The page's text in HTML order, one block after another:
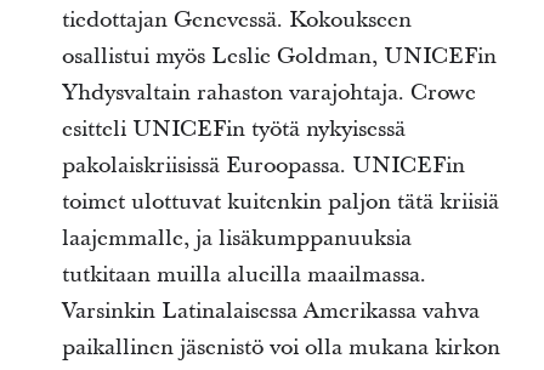
tiedottajan Genevessä. Kokoukseen
osallistui myös Leslie Goldman, UNICEFin
Yhdysvaltain rahaston varajohtaja. Crowe
esitteli UNICEFin työtä nykyisessä
pakolaiskriisissä Euroopassa. UNICEFin
toimet ulottuvat kuitenkin paljon tätä kriisiä
laajemmalle, ja lisäkumppanuuksia
tutkitaan muilla alueilla maailmassa.
Varsinkin Latinalaisessa Amerikassa vahva
paikallinen jäsenistö voi olla mukana kirkon